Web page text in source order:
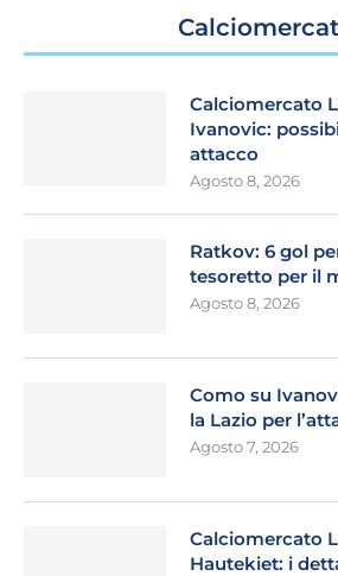
Calciomercato
Ivanovic:
attacco
Agosto 8, 2026
Ratkov: 6 gol
tesoretto per il
Agosto 8, 2026
Como su
la Lazio per
Agosto 7, 2026
Calciomercato
Hautekiet: i